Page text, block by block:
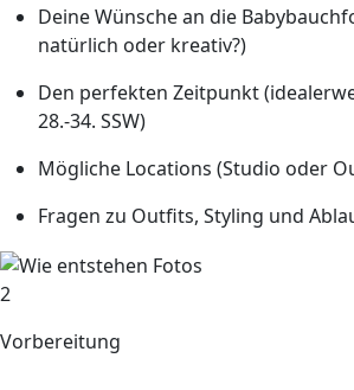
Deine Wünsche an die
natürlich oder kreativ?)
Den perfekten Zeitpunkt
28.-34. SSW)
Mögliche Locations (Studio oder
Fragen zu Outfits, Styling und
2
Vorbereitung